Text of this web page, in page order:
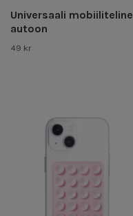
Universaali mobiiliteline
autoon
49 kr